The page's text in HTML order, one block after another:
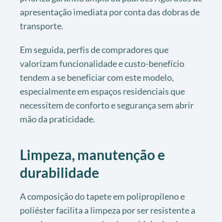
apresentação imediata por conta das dobras de
transporte.
Em seguida, perfis de compradores que
valorizam funcionalidade e custo-benefício
tendem a se beneficiar com este modelo,
especialmente em espaços residenciais que
necessitem de conforto e segurança sem abrir
mão da praticidade.
Limpeza, manutenção e
durabilidade
A composição do tapete em polipropileno e
poliéster facilita a limpeza por ser resistente a